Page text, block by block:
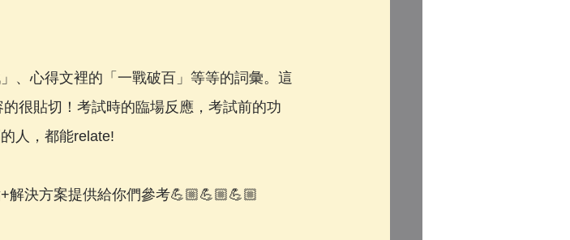
、心得文裡的「一戰破百」等等的詞彙。這
很貼切！考試時的臨場反應，考試前的功
人，都能relate!
解決方案提供給你們參考💪🏼💪🏼💪🏼